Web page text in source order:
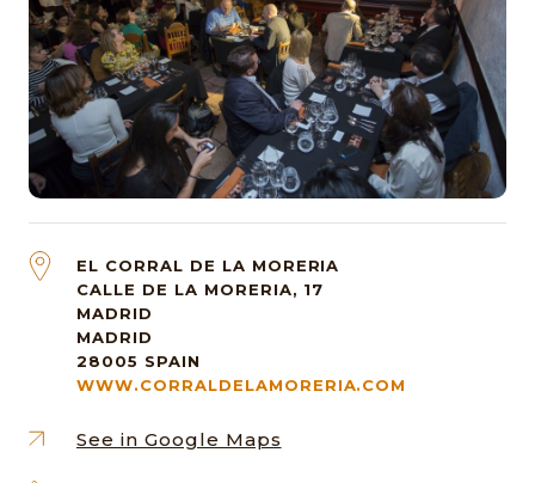
EL CORRAL DE LA MORERIA
CALLE DE LA MORERIA, 17
MADRID
MADRID
28005 SPAIN
WWW.CORRALDELAMORERIA.COM
See in Google Maps